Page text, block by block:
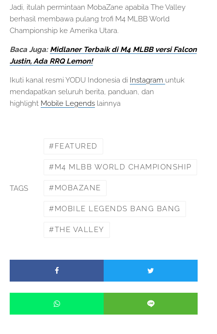
Jadi, itulah permintaan MobaZane apabila The Valley
berhasil membawa pulang trofi M4 MLBB World
Championship ke Amerika Utara.
Baca Juga: Midlaner Terbaik di M4 MLBB versi Falcon
Justin, Ada RRQ Lemon!
Ikuti kanal resmi YODU Indonesia di Instagram untuk
mendapatkan seluruh berita, panduan, dan
highlight Mobile Legends lainnya
TAGS
FEATURED
M4 MLBB WORLD CHAMPIONSHIP
MOBAZANE
MOBILE LEGENDS BANG BANG
THE VALLEY